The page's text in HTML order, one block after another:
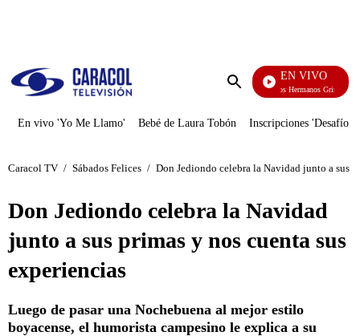
Enviar
EN VIVO
Cuentos De Los Hermanos Grimm
En vivo 'Yo Me Llamo' Bebé de Laura Tobón Inscripciones 'Desafío'
Caracol TV / Sábados Felices / Don Jediondo celebra la Navidad junto a sus
Don Jediondo celebra la Navidad
junto a sus primas y nos cuenta sus
experiencias
Luego de pasar una Nochebuena al mejor estilo
boyacense, el humorista campesino le explica a su